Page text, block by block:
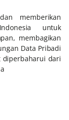
memberikan
untuk
membagikan
Data Pribadi
diperbaharui dari